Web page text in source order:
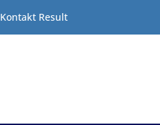
Kontakt Result